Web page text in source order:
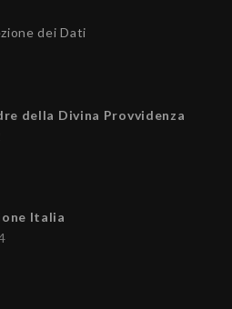
dei Dati
della Divina Provvidenza
Italia